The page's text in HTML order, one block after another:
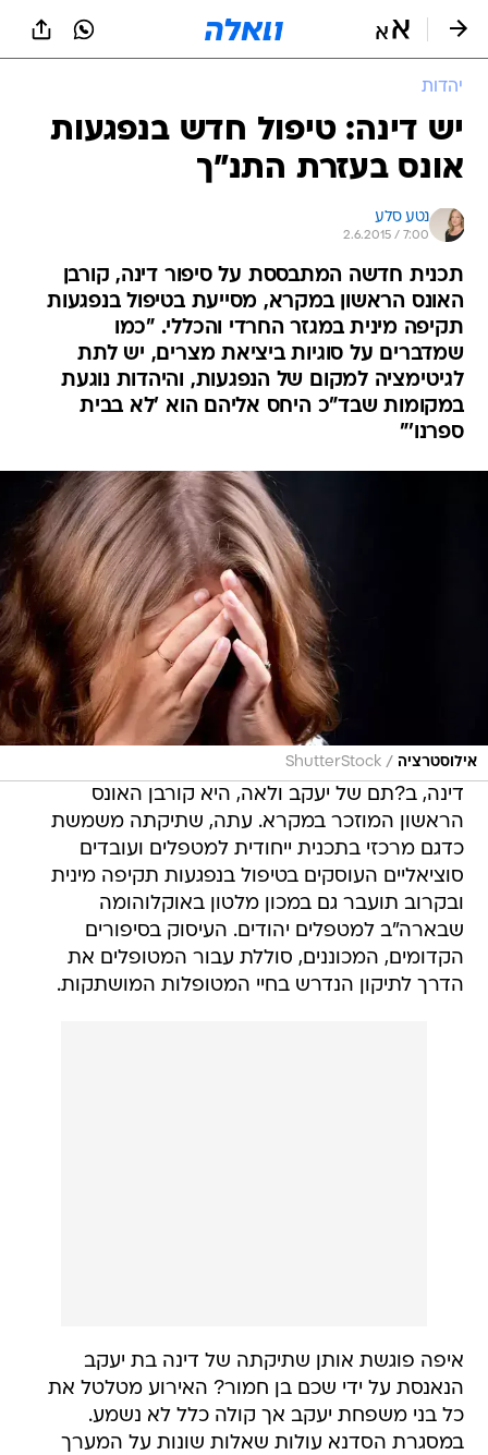
יהדות
יש דינה: טיפול חדש בנפגעות
אונס בעזרת התנ"ך
נטע סלע
2.6.2015 / 7:00
תכנית חדשה המתבססת על סיפור דינה, קורבן
האונס הראשון במקרא, מסייעת בטיפול בנפגעות
תקיפה מינית במגזר החרדי והכללי. "כמו
שמדברים על סוגיות ביציאת מצרים, יש לתת
לגיטימציה למקום של הנפגעות, והיהדות נוגעת
במקומות שבד"כ היחס אליהם הוא 'לא בבית
ספרנו'"
אילוסטרציה /
ShutterStock
דינה, ב?תם של יעקב ולאה, היא קורבן האונס
הראשון המוזכר במקרא. עתה, שתיקתה משמשת
כדגם מרכזי בתכנית ייחודית למטפלים ועובדים
סוציאליים העוסקים בטיפול בנפגעות תקיפה מינית
ובקרוב תועבר גם במכון מלטון באוקלוהומה
שבארה"ב למטפלים יהודים. העיסוק בסיפורים
הקדומים, המכוננים, סוללת עבור המטופלים את
הדרך לתיקון הנדרש בחיי המטופלות המושתקות.
איפה פוגשת אותן שתיקתה של דינה בת יעקב
הנאנסת על ידי שכם בן חמור? האירוע מטלטל את
כל בני משפחת יעקב אך קולה כלל לא נשמע.
במסגרת הסדנא עולות שאלות שונות על המערך